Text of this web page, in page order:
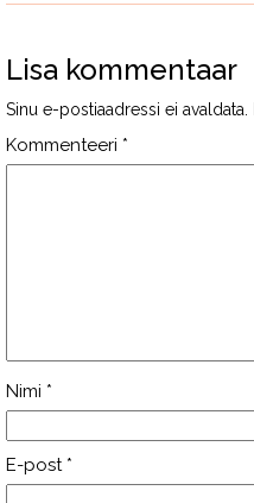
Lisa kommentaar
Sinu e-postiaadressi ei avaldata.
Kommenteeri *
Nimi *
E-post *